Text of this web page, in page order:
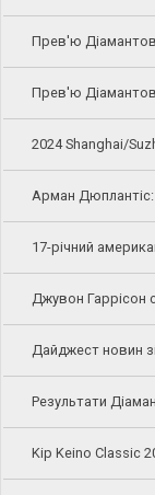
Прев'ю
Прев'ю
2024 Shanghai/
Арман Дюплантіс:
17-річний
Джувон Гаррісон
Дайджест новин зі
Результати
Kip Keino Classic